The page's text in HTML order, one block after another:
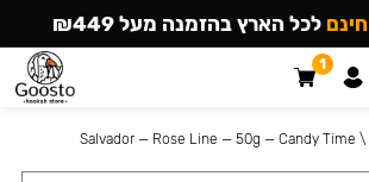
\
Salvador — Rose Line — 50g — Candy Time
חינם לכל הארץ בהזמנה מעל ₪449
1